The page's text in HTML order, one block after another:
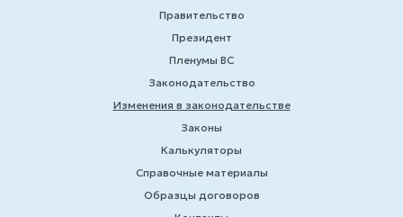
Правительство
Президент
Пленумы ВС
Законодательство
Изменения в законодательстве
Законы
Калькуляторы
Справочные материалы
Образцы договоров